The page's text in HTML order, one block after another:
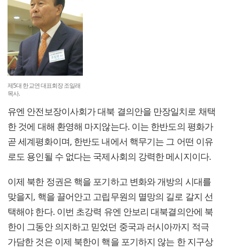
제5대 한교연 대표회장 조일래
목사.
유엔 안전보장이사회가 대북 결의안을 만장일치로 채택
한 것에 대해 환영해 마지않는다. 이는 한반도의 평화가
곧 세계평화이며, 한반도 내에서 핵무기는 그 어떤 이유
로도 용인될 수 없다는 국제사회의 강력한 메시지이다.
이제 북한 정권은 핵을 포기하고 변화와 개방의 시대를
맞을지, 핵을 끌어안고 고립무원의 멸망의 길로 갈지 선
택해야 한다. 이번 초강력 유엔 안보리 대북결의안에 북
한이 그동안 의지하고 믿었던 중국과 러시아까지 적극
가담한 것은 이제 북한이 핵을 포기하지 않는 한 지구상